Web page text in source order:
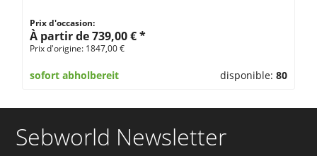
Prix d'occasion:
À partir de 739,00 € *
Prix d'origine: 1847,00 €
sofort abholbereit disponible: 80
Sebworld Newsletter